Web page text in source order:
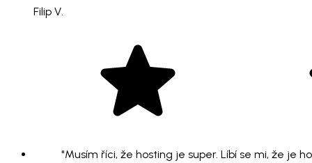
Filip V.
"Musím říci, že hosting je super. Líbí se mi, že je